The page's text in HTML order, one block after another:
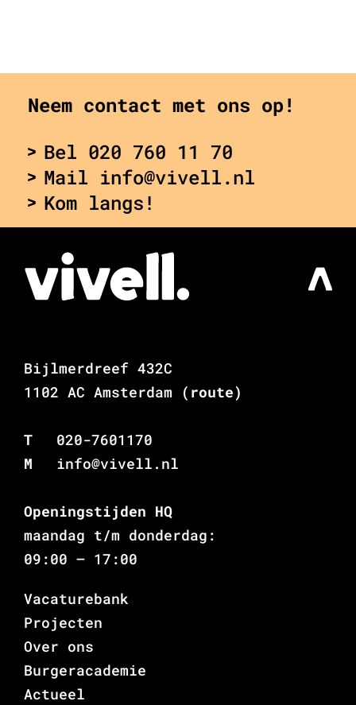
Neem contact met ons op!
Bel 020 760 11 70
Mail info@vivell.nl
Kom langs!
Bijlmerdreef 432C
1102 AC Amsterdam
(route)
T
020-7601170
M
info@vivell.nl
Openingstijden HQ
maandag t/m donderdag:
09:00 – 17:00
Vacaturebank
Projecten
Over ons
Burgeracademie
Actueel